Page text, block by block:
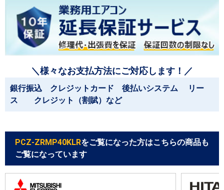
＼様々なお支払方法にご対応します！／
銀行振込 クレジットカード 後払いシステム リー
ス クレジット（割賦）など
PCZ-ZRMP40KLRをご覧になった方はこちらの商品も
ご覧になっています